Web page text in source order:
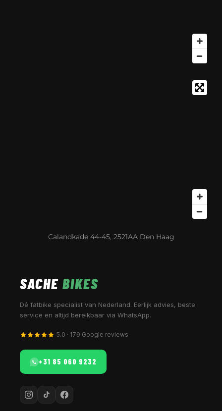
Calandkade 44-45, 2521AA Den Haag
SACHE BIKES
Dé fatbike specialist van Nederland. Eerlijk advies, beste
service en altijd bereikbaar via WhatsApp.
5.0 · 179 Google reviews
+31 85 060 9232